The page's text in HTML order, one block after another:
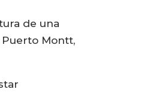
de una
Puerto Montt,